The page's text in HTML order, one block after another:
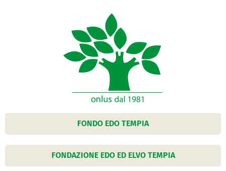
FONDO EDO TEMPIA
FONDAZIONE EDO ED ELVO TEMPIA